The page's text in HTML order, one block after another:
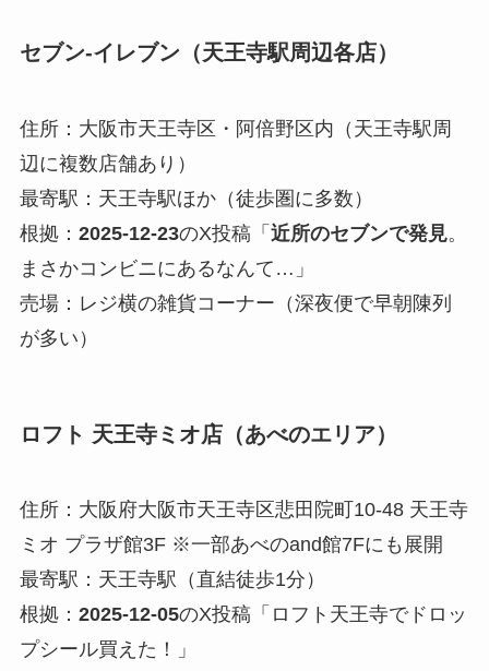
セブン-イレブン（天王寺駅周辺各店）
住所：大阪市天王寺区・阿倍野区内（天王寺駅周
辺に複数店舗あり）
最寄駅：天王寺駅ほか（徒歩圏に多数）
根拠： 2025-12-23のX投稿「 近所のセブンで発見。
まさかコンビニにあるなんて…」
売場：レジ横の雑貨コーナー（深夜便で早朝陳列
が多い）
ロフト 天王寺ミオ店（あべのエリア）
住所：大阪府大阪市天王寺区悲田院町10-48 天王寺
ミオ プラザ館3F ※一部あべのand館7Fにも展開
最寄駅：天王寺駅（直結徒歩1分）
根拠： 2025-12-05のX投稿「ロフト天王寺でドロッ
プシール買えた！」